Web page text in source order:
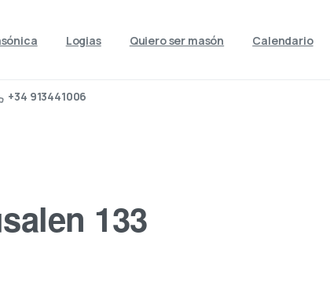
Logias Quiero ser masón Calendario
+34 913441006
133